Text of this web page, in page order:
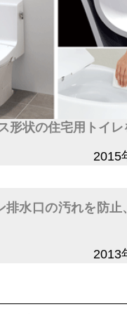
形状の住宅用トイレ
2015
排水口の汚れを防止
2013